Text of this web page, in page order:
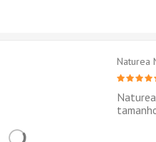
Naturea